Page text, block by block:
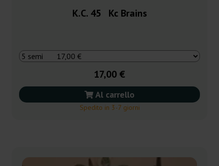
K.C. 45 Kc Brains
17,00 €
Al carrello
Spedito in 3-7 giorni